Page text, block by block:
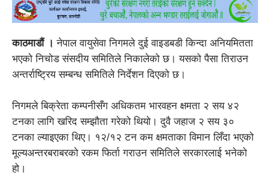
काठमाडौं ।नेपाल वायुसेवा निगमले दुई वाइडबडी किन्दा अनियमितता
भएको निचोड संसदीय समितिले निकालेको छ। यसको पैसा तिराउन
अन्तर्राष्ट्रिय सम्बन्ध समितिले निर्देशन दिएको छ।
निगमले बिक्रेता कम्पनीसँग अधिकतम भारवहन क्षमता २ सय ४२
टनका लागि खरिद सम्झौता गरेको थियो। दुवै जहाज २ सय ३०
टनका ल्याइएका थिए। १२/१२ टन कम क्षमताका विमान लिँदा भएको
मूल्यअन्तरबराबरको रकम फिर्ता गराउन समितिले सरकारलाई भनेको
हो।